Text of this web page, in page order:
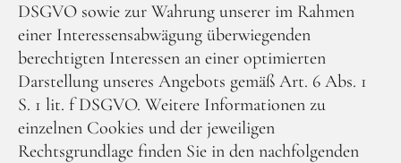
DSGVO sowie zur Wahrung unserer im Rahmen
einer Interessensabwägung überwiegenden
berechtigten Interessen an einer optimierten
Darstellung unseres Angebots gemäß Art. 6 Abs. 1
S. 1 lit. f DSGVO. Weitere Informationen zu
einzelnen Cookies und der jeweiligen
Rechtsgrundlage finden Sie in den nachfolgenden